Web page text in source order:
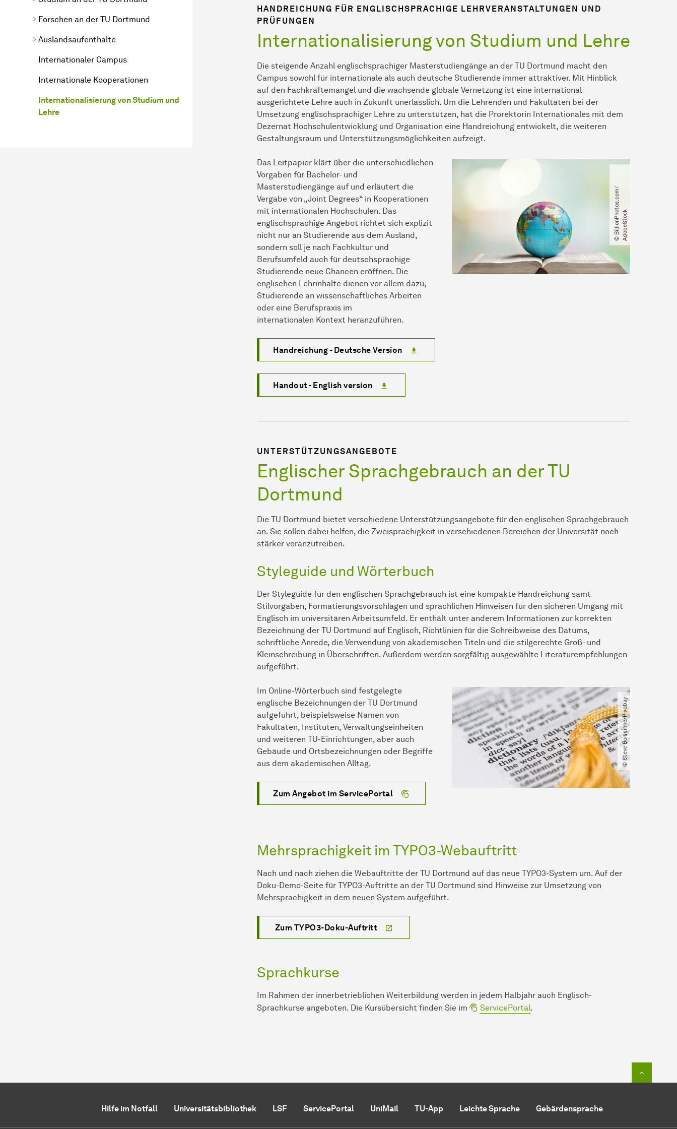
Forschen an der TU Dortmund
Auslandsaufenthalte
Internationaler Campus
Internationale Kooperationen
Internationalisierung von Studium und
Lehre
HANDREICHUNG FÜR ENGLISCHSPRACHIGE LEHRVERANSTALTUNGEN UND
PRÜFUNGEN
Internationalisierung von Studium und Lehre
Die steigende Anzahl englischsprachiger Masterstudiengänge an der TU Dortmund macht den
Campus sowohl für internationale als auch deutsche Studierende immer attraktiver. Mit Hinblick
auf den Fachkräftemangel und die wachsende globale Vernetzung ist eine international
ausgerichtete Lehre auch in Zukunft unerlässlich. Um die Lehrenden und Fakultäten bei der
Umsetzung englischsprachiger Lehre zu unterstützen, hat die Prorektorin Internationales mit dem
Dezernat Hochschulentwicklung und Organisation eine Handreichung entwickelt, die weiteren
Gestaltungsraum und Unterstützungsmöglichkeiten aufzeigt.
Das Leitpapier klärt über die unterschiedlichen
Vorgaben für Bachelor- und
Masterstudiengänge auf und erläutert die
Vergabe von „Joint Degrees“ in Kooperationen
mit internationalen Hochschulen. Das
englischsprachige Angebot richtet sich explizit
nicht nur an Studierende aus dem Ausland,
sondern soll je nach Fachkultur und
Berufsumfeld auch für deutschsprachige
Studierende neue Chancen eröffnen. Die
englischen Lehrinhalte dienen vor allem dazu,
Studierende an wissenschaftliches Arbeiten
oder eine Berufspraxis im
internationalen Kontext heranzuführen.
©
B
i
l
l
i
o
n
P
ho
t
o
s
.
c
o
m​
/​
A
d
o
b
e
S
t
o
ck
Handreichung - Deutsche Version
Handout - English version
UNTERSTÜTZUNGSANGEBOTE
Englischer Sprachgebrauch an der TU
Dortmund
Die TU Dortmund bietet verschiedene Unterstützungsangebote für den englischen Sprachgebrauch
an. Sie sollen dabei helfen, die Zweisprachigkeit in verschiedenen Bereichen der Universität noch
stärker voranzutreiben.
Styleguide und Wörterbuch
Der Styleguide für den englischen Sprachgebrauch ist eine kompakte Handreichung samt
Stilvorgaben, Formatierungs­vor­schlägen und sprachlichen Hinweisen für den sicheren Umgang mit
Englisch im universitären Arbeitsumfeld. Er enthält unter anderem Informationen zur korrekten
Bezeichnung der TU Dortmund auf Englisch, Richtlinien für die Schreibweise des Datums,
schriftliche Anre­de, die Verwendung von akademischen Titeln und die stilgerechte Groß- und
Kleinschreibung in Überschriften. Außerdem werden sorgfältig ausgewählte Literaturempfehlungen
aufgeführt.
Im Online-Wörterbuch sind festgelegte
englische Bezeichnungen der TU Dortmund
aufgeführt, beispielsweise Namen von
Fakultäten, Instituten, Verwaltungseinheiten
und weiteren TU-Einrichtungen, aber auch
Gebäude und Ortsbezeichnungen oder Begriffe
aus dem akademischen Alltag.
Zum Angebot im ServicePortal
© Steve Buissinne​/​Pixabay
Mehrsprachigkeit im TYPO3-Webauftritt
Nach und nach ziehen die Webauftritte der TU Dortmund auf das neue TYPO3-System um. Auf der
Doku-Demo-Seite für TYPO3-Auftritte an der TU Dortmund sind Hinweise zur Umsetzung von
Mehrsprachigkeit in dem neuen System aufgeführt.
Zum TYPO3-Doku-Auftritt
Sprachkurse
Im Rahmen der innerbetrieblichen Weiterbildung werden in jedem Halbjahr auch Englisch-
Sprachkurse angeboten. Die Kursübersicht finden Sie im
ServicePortal.
Hilfe im Notfall Universitätsbibliothek LSF ServicePortal UniMail TU-App Leichte Sprache Gebärdensprache